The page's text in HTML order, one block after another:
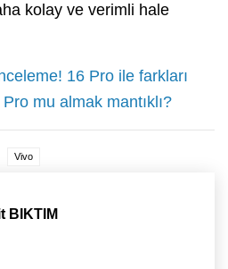
kolay ve verimli hale
16 Pro ile farkları
mu almak mantıklı?
Vivo
BIKTIM